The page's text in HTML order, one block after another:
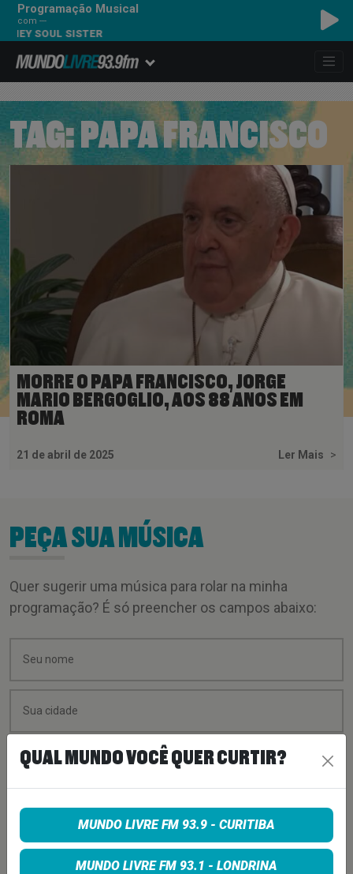
Programação Musical
com ---
SOUL SISTER
TAG: PAPA FRANCISCO
MORRE O PAPA FRANCISCO, JORGE
MARIO BERGOGLIO, AOS 88 ANOS EM
ROMA
21 de abril de 2025 Ler Mais >
PEÇA SUA MÚSICA
Quer sugerir uma música para rolar na minha
programação? É só preencher os campos abaixo:
QUAL MUNDO VOCÊ QUER CURTIR?
MUNDO LIVRE FM 93.9 - CURITIBA
MUNDO LIVRE FM 93.1 - LONDRINA